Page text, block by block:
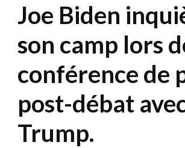
Joe Biden
son camp lors
conférence de
post-débat
Trump.